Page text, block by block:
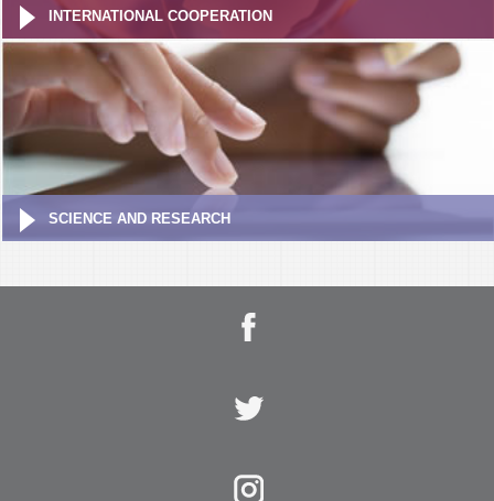
INTERNATIONAL COOPERATION
SCIENCE AND RESEARCH